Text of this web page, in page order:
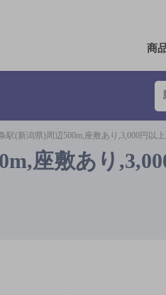
商
駅(新潟県)周辺500m,座敷あり,3,000円以
座敷あり